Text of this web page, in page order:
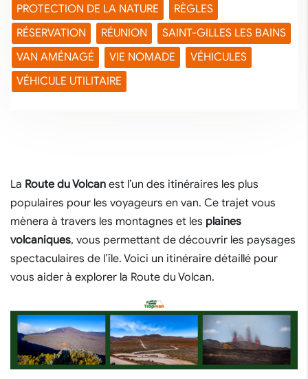
PROTECTION DE LA NATURE
RÈGLES
RÉSERVATION
RÉUNION
SAINT-GILLES LES BAINS
VAN AMÉNAGÉ
VIE NOMADE
VÉHICULES
VÉHICULE UTILITAIRE
La Route du Volcan est l’un des itinéraires les plus
populaires pour les voyageurs en van. Ce trajet vous
mènera à travers les montagnes et les plaines
volcaniques, vous permettant de découvrir les paysages
spectaculaires de l’île. Voici un itinéraire détaillé pour
vous aider à explorer la Route du Volcan.